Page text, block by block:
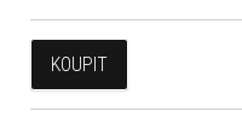
KOUPIT